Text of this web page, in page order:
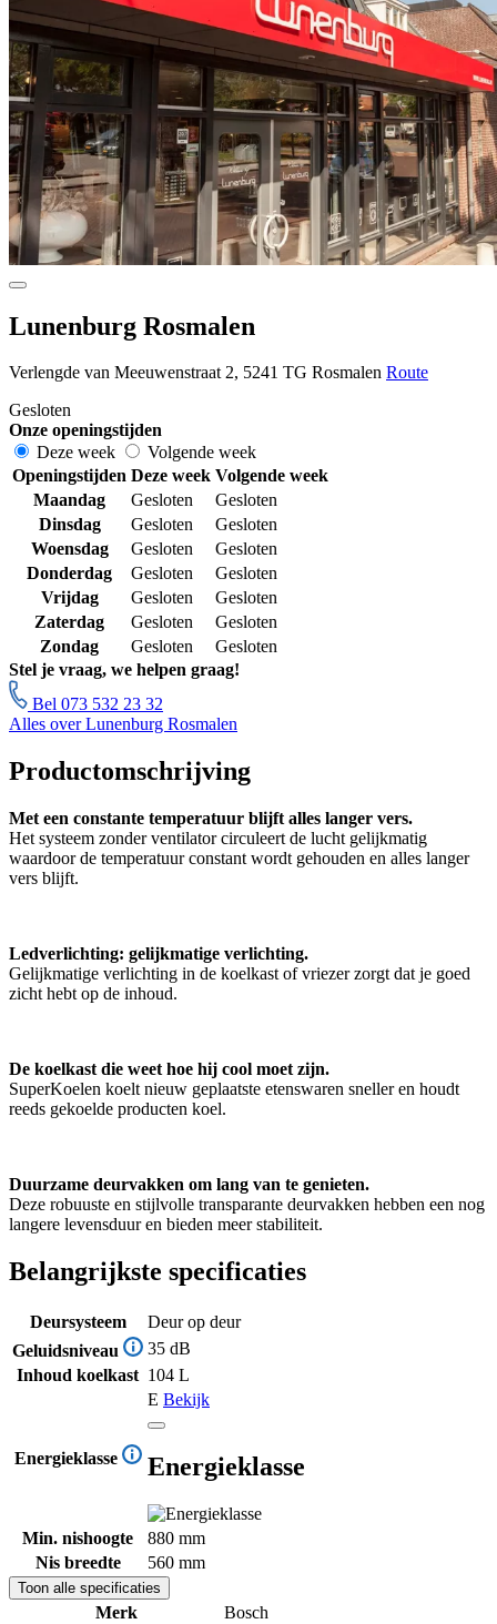
Lunenburg Rosmalen
Verlengde van Meeuwenstraat 2, 5241 TG Rosmalen Route
Gesloten
Onze openingstijden
Deze week
Volgende week
Openingstijden Deze week Volgende week
Maandag
Gesloten
Gesloten
Dinsdag
Gesloten
Gesloten
Woensdag
Gesloten
Gesloten
Donderdag
Gesloten
Gesloten
Vrijdag
Gesloten
Gesloten
Zaterdag
Gesloten
Gesloten
Zondag
Gesloten
Gesloten
Stel je vraag, we helpen graag!
Bel 073 532 23 32
Alles over Lunenburg Rosmalen
Productomschrijving
Met een constante temperatuur blijft alles langer vers.
Het systeem zonder ventilator circuleert de lucht gelijkmatig
waardoor de temperatuur constant wordt gehouden en alles langer
vers blijft.
Ledverlichting: gelijkmatige verlichting.
Gelijkmatige verlichting in de koelkast of vriezer zorgt dat je goed
zicht hebt op de inhoud.
De koelkast die weet hoe hij cool moet zijn.
SuperKoelen koelt nieuw geplaatste etenswaren sneller en houdt
reeds gekoelde producten koel.
Duurzame deurvakken om lang van te genieten.
Deze robuuste en stijlvolle transparante deurvakken hebben een nog
langere levensduur en bieden meer stabiliteit.
Belangrijkste specificaties
Deursysteem
Deur op deur
Geluidsniveau
35 dB
Inhoud koelkast 104 L
Energieklasse
E Bekijk
Energieklasse
Min. nishoogte
880 mm
Nis breedte
560 mm
Toon alle specificaties
Merk
Bosch